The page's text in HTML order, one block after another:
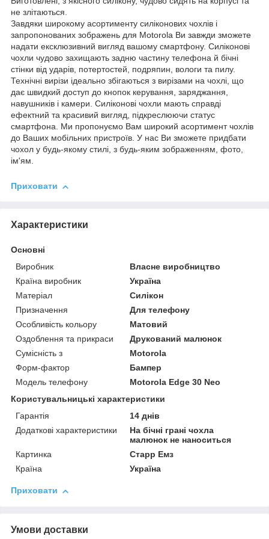
не злітаються.
Завдяки широкому асортименту силіконових чохлів і
запропонованих зображень для Motorola Ви завжди зможете
надати ексклюзивний вигляд вашому смартфону. Силіконові
чохли чудово захищають задню частину телефона й бічні
стінки від ударів, потертостей, подряпин, вологи та пилу.
Технічні вирізи ідеально збігаються з вирізами на чохлі, що
дає швидкий доступ до кнопок керування, заряджання,
навушників і камери. Силіконові чохли мають справді
ефектний та красивий вигляд, підкреслюючи статус
смартфона. Ми пропонуємо Вам широкий асортимент чохлів
до Ваших мобільних пристроїв. У нас Ви зможете придбати
чохол у будь-якому стилі, з будь-яким зображенням, фото,
ім'ям.
Приховати
Характеристики
Основні
Виробник
Власне виробництво
Країна виробник
Україна
Матеріал
Силікон
Призначення
Для телефону
Особливість кольору
Матовий
Оздоблення та прикраси
Друкований малюнок
Сумісність з
Motorola
Форм-фактор
Бампер
Модель телефону
Motorola Edge 30 Neo
Користувальницькі характеристики
Гарантія
14 днів
Додаткові характеристики
На бічні грані чохла
малюнок не наноситься
Картинка
Старр Емз
Країна
Україна
Приховати
Умови доставки